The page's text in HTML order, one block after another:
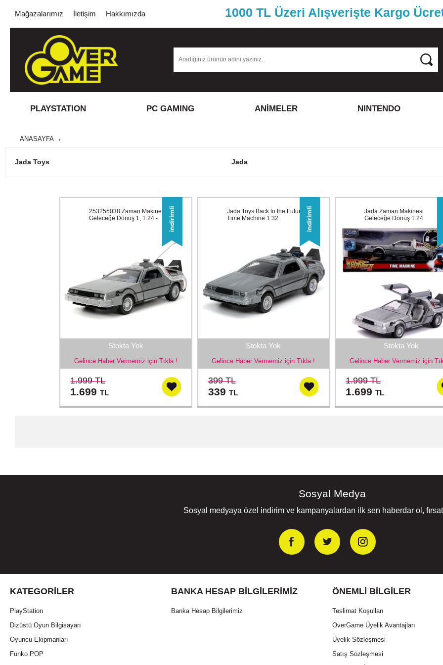
Mağazalarımız İletişim Hakkımızda 1000 TL Üzeri Alışverişte Kargo
PLAYSTATION PC GAMING ANİMELER NINTENDO
ANASAYFA
Jada Toys Jada
Stokta Yok
Gelince Haber Vermemiz için Tıkla !
253255038 Zaman Makinesi
Geleceğe Dönüş 1, 1:24 -
1.999 TL
1.699TL
Stokta Yok
Gelince Haber Vermemiz için Tıkla !
Jada Toys Back to the Future
Time Machine 1 32
399 TL
339 TL
Stokta Yok
Gelince Haber Vermemiz için
Jada Zaman Makinesi
Geleceğe Dönüş 1:24
1.999 TL
1.699 TL
Sosyal Medya
Sosyal medyaya özel indirim ve kampanyalardan ilk sen haberdar ol,
KATEGORILER
PlayStation
Dizüstü Oyun Bilgisayarı
Oyuncu Ekipmanları
Funko POP
BANKA HESAP BILGILERIMIZ
Banka Hesap Bilgilerimiz
ÖNEMLI BILGILER
Teslimat Koşulları
OverGame Üyelik Avantajları
Üyelik Sözleşmesi
Satış Sözleşmesi